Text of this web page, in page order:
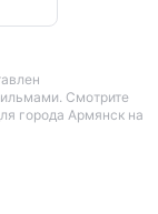
Смотрите
города Армянск на